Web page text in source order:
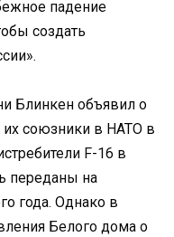
падение
создать
Блинкен объявил о
союзники в НАТО в
F-16 в
переданы на
года. Однако в
Белого дома о